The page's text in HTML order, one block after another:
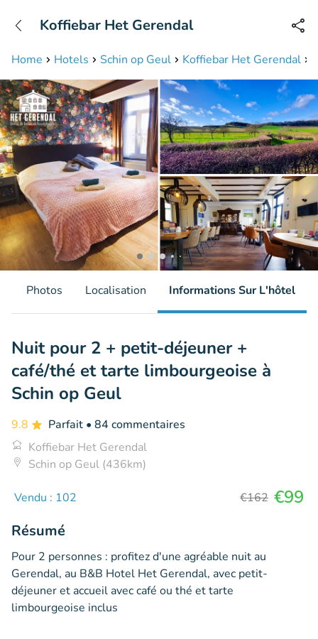
Disponible jusqu'à 23:00 heures
Home Hotels Schin op Geul Koffiebar Het Gerendal
Koffiebar Het Gerendal
Photos Localisation Informations Sur L'hôtel
Nuit pour 2 + petit-déjeuner +
café/thé et tarte limbourgeoise à
Schin op Geul
9.8 Parfait • 84 commentaires
Koffiebar Het Gerendal
Schin op Geul (436km)
Vendu : 102 €162 €99
Résumé
Pour 2 personnes : profitez d'une agréable nuit au
Gerendal, au B&B Hotel Het Gerendal, avec petit-
déjeuner et accueil avec café ou thé et tarte
limbourgeoise inclus